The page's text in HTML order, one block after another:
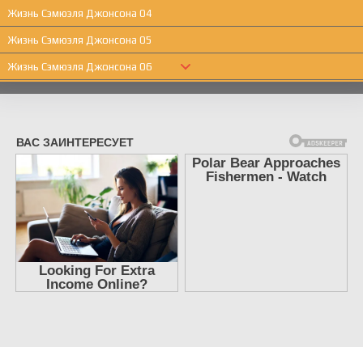
Жизнь Сэмюэля Джонсона 04
Жизнь Сэмюэля Джонсона 05
Жизнь Сэмюэля Джонсона 06
Жизнь Сэмюэля Джонсона 07
Жизнь Сэмюэля Джонсона 09
Жизнь Сэмюэля Джонсона 10
Жизнь Сэмюэля Джонсона 11
Жизнь Сэмюэля Джонсона 12
Жизнь Сэмюэля Джонсона 13
Жизнь Сэмюэля Джонсона 14